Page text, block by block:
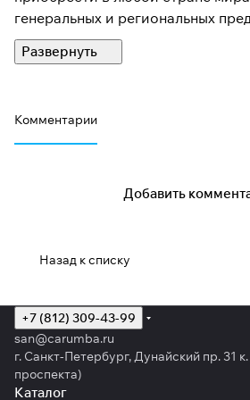
генеральных и региональных
сервисных центров. Даже в
станции работают генераторы,
Комментарии
Добавить
Назад к списку
+7 (812) 309-43-99
san@carumba.ru
г. Санкт-Петербург, Дунайский пр. 31
проспекта)
Каталог